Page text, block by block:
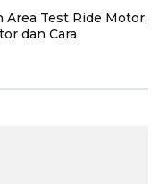
Area Test Ride Motor,
dan Cara